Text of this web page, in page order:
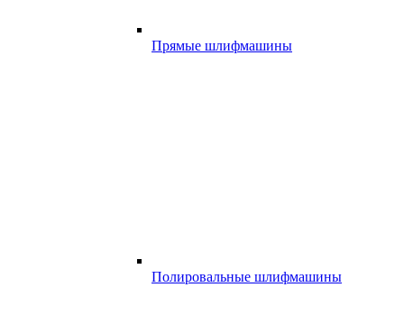
Прямые шлифмашины
Полировальные шлифмашины